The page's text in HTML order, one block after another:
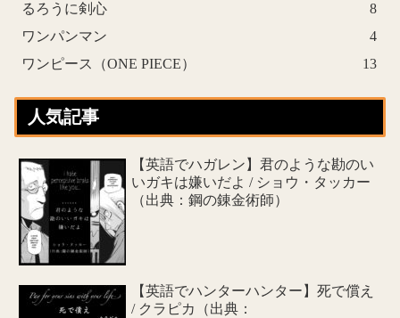
るろうに剣心
8
ワンパンマン
4
ワンピース（ONE PIECE）
13
人気記事
【英語でハガレン】君のような勘のい
いガキは嫌いだよ / ショウ・タッカー
（出典：鋼の錬金術師）
【英語でハンターハンター】死で償え
/ クラピカ（出典：